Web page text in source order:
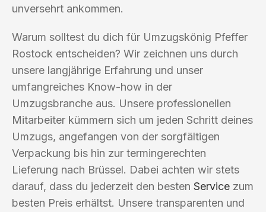
unversehrt ankommen.
Warum solltest du dich für Umzugskönig Pfeffer
Rostock entscheiden? Wir zeichnen uns durch
unsere langjährige Erfahrung und unser
umfangreiches Know-how in der
Umzugsbranche aus. Unsere professionellen
Mitarbeiter kümmern sich um jeden Schritt deines
Umzugs, angefangen von der sorgfältigen
Verpackung bis hin zur termingerechten
Lieferung nach Brüssel. Dabei achten wir stets
darauf, dass du jederzeit den besten Service zum
besten Preis erhältst. Unsere transparenten und